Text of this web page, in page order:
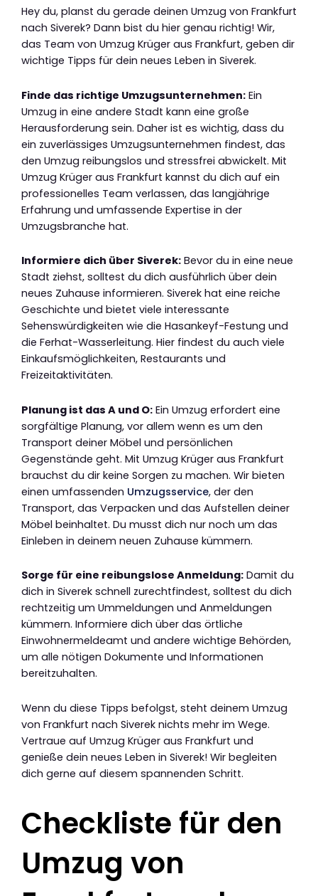
Hey du, planst du gerade deinen Umzug von Frankfurt
nach Siverek? Dann bist du hier genau richtig! Wir,
das Team von Umzug Krüger aus Frankfurt, geben dir
wichtige Tipps für dein neues Leben in Siverek.
Finde das richtige Umzugsunternehmen: Ein
Umzug in eine andere Stadt kann eine große
Herausforderung sein. Daher ist es wichtig, dass du
ein zuverlässiges Umzugsunternehmen findest, das
den Umzug reibungslos und stressfrei abwickelt. Mit
Umzug Krüger aus Frankfurt kannst du dich auf ein
professionelles Team verlassen, das langjährige
Erfahrung und umfassende Expertise in der
Umzugsbranche hat.
Informiere dich über Siverek: Bevor du in eine neue
Stadt ziehst, solltest du dich ausführlich über dein
neues Zuhause informieren. Siverek hat eine reiche
Geschichte und bietet viele interessante
Sehenswürdigkeiten wie die Hasankeyf-Festung und
die Ferhat-Wasserleitung. Hier findest du auch viele
Einkaufsmöglichkeiten, Restaurants und
Freizeitaktivitäten.
Planung ist das A und O: Ein Umzug erfordert eine
sorgfältige Planung, vor allem wenn es um den
Transport deiner Möbel und persönlichen
Gegenstände geht. Mit Umzug Krüger aus Frankfurt
brauchst du dir keine Sorgen zu machen. Wir bieten
einen umfassenden Umzugsservice, der den
Transport, das Verpacken und das Aufstellen deiner
Möbel beinhaltet. Du musst dich nur noch um das
Einleben in deinem neuen Zuhause kümmern.
Sorge für eine reibungslose Anmeldung: Damit du
dich in Siverek schnell zurechtfindest, solltest du dich
rechtzeitig um Ummeldungen und Anmeldungen
kümmern. Informiere dich über das örtliche
Einwohnermeldeamt und andere wichtige Behörden,
um alle nötigen Dokumente und Informationen
bereitzuhalten.
Wenn du diese Tipps befolgst, steht deinem Umzug
von Frankfurt nach Siverek nichts mehr im Wege.
Vertraue auf Umzug Krüger aus Frankfurt und
genieße dein neues Leben in Siverek! Wir begleiten
dich gerne auf diesem spannenden Schritt.
Checkliste für den
Umzug von